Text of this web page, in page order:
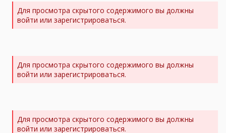
Для просмотра скрытого содержимого вы должны
войти или зарегистрироваться.
Для просмотра скрытого содержимого вы должны
войти или зарегистрироваться.
Для просмотра скрытого содержимого вы должны
войти или зарегистрироваться.